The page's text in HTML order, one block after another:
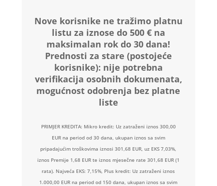
Nove korisnike ne tražimo platnu
listu za iznose do 500 € na
maksimalan rok do 30 dana!
Prednosti za stare (postojeće
korisnike): nije potrebna
verifikacija osobnih dokumenata,
mogućnost odobrenja bez platne
liste
PRIMJER KREDITA: Mikro kredit: Uz zatraženi iznos 300,00
EUR na period od 30 dana, ukupan iznos sa svim
pripadajućim troškovima iznosi 301,68 EUR, uz EKS 7,03%,
iznos Premije 1,68 EUR te iznos mjesečne rate 301,68 EUR (1
rata). Najveća EKS: 7,15%, Plus kredit: Uz zatraženi iznos
1.000,00 EUR na period od 150 dana, ukupan iznos sa svim